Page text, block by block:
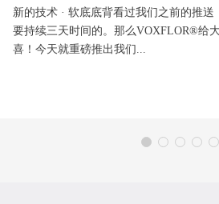
新的技术 · 软底底背看过我们之前的推送
要持续三天时间的。那么VOXFLOR®给
喜！今天就重磅推出我们...